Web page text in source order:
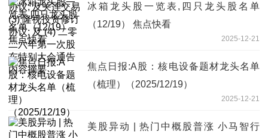
冰箱龙头股一览表,四只龙头股名单
（12/19） 焦点快看
2025-12-21
焦点日报:A股：核电设备题材龙头名单
（梳理）（2025/12/19）
2025-12-21
美股异动 | 热门中概股普涨 小马智行